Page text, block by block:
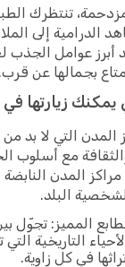
تنتظرك
الدرامية إلى
أبرز عوامل الجذب
بجمالها عن قرب.
زيارتها في
التي لا بد من
مع أسلوب
مراكز المدن
البلد.
المميز: تجوّل
التاريخية
في كل زاوية.